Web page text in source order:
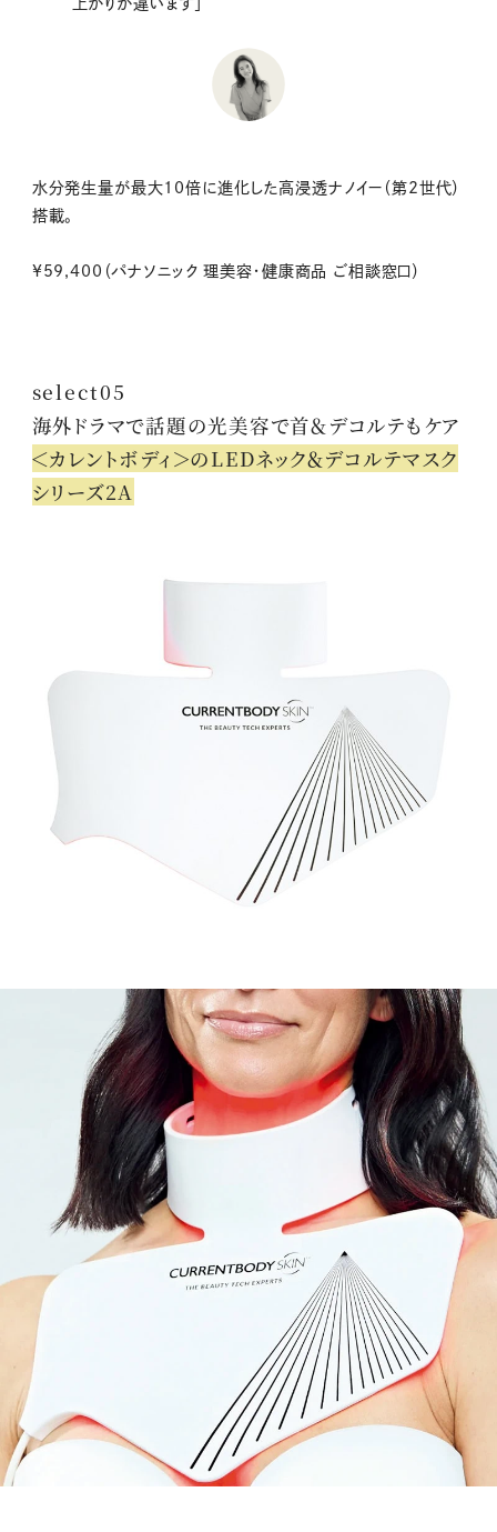
水分発生量が最大10倍に進化した高浸透ナノイー（第2世代）
搭載。
¥59,400（パナソニック 理美容・健康商品 ご相談窓口）
select05
海外ドラマで話題の光美容で首＆デコルテもケア
＜カレントボディ＞のLEDネック＆デコルテマスク
シリーズ2A